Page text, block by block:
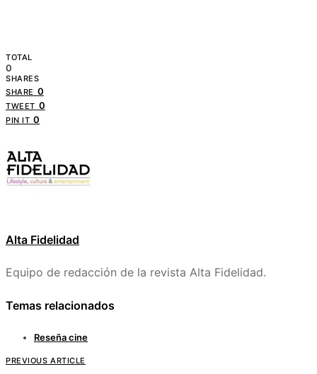
TOTAL
0
SHARES
SHARE 0
TWEET 0
PIN IT 0
Alta Fidelidad
Equipo de redacción de la revista Alta Fidelidad.
Temas relacionados
Reseña cine
PREVIOUS ARTICLE